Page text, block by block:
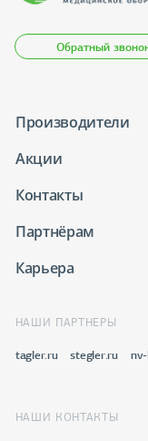
Обратный
Производители
Акции
Контакты
Партнёрам
Карьера
НАШИ ПАРТНЕРЫ
tagler.ru stegler.ru
НАШИ КОНТАКТЫ